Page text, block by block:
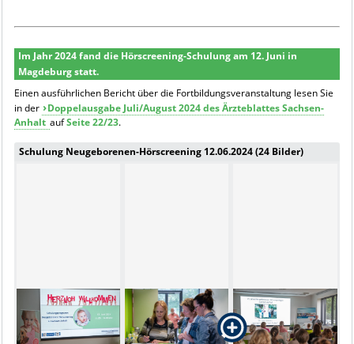
Im Jahr 2024 fand die Hörscreening-Schulung am 12. Juni in
Magdeburg statt.
Einen ausführlichen Bericht über die Fortbildungsveranstaltung lesen Sie
in der
Doppelausgabe Juli/August 2024 des Ärzteblattes Sachsen-
Anhalt aufSeite 22/23.
Schulung Neugeborenen-Hörscreening 12.06.2024 (24 Bilder)